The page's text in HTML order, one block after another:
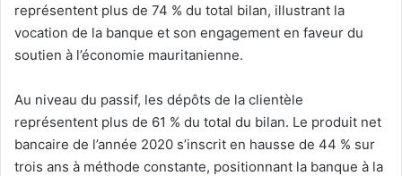
représentent plus de 74 % du total bilan, illustrant la
vocation de la banque et son engagement en faveur du
soutien à l’économie mauritanienne.
Au niveau du passif, les dépôts de la clientèle
représentent plus de 61 % du total du bilan. Le produit net
bancaire de l’année 2020 s’inscrit en hausse de 44 % sur
trois ans à méthode constante, positionnant la banque à la